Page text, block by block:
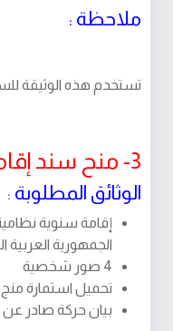
ملاحظة :
تستخدم هذه الوثيقة
3- منح سند إقامة
الوثائق المطلوبة :
إقامة سنوية
الجمهورية العربية
4 صور شخصية
تحميل استمارة
بيان حركة صادر عن